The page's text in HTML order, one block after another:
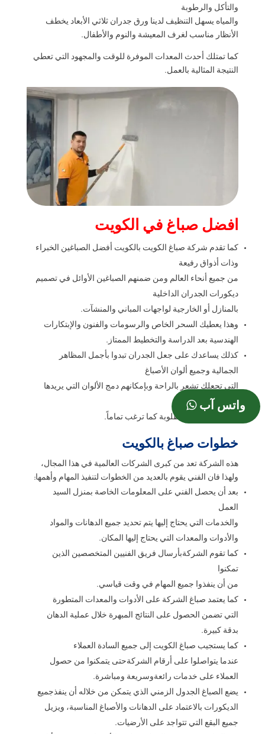
والتأكل والرطوبة
والمياه يسهل التنظيف لدينا ورق جدران ثلاثي الأبعاد يخطف
الأنظار مناسب لغرف المعيشة والنوم والأطفال.
كما تمتلك أحدث المعدات الموفرة للوقت والمجهود التي تعطي
النتيجة المثالية بالعمل.
افضل صباغ في الكويت
كما تقدم شركة صباغ الكويت بالكويت أفضل الصباغين الخبراء
وذات أذواق رفيعة
من جميع أنحاء العالم ومن ضمنهم الصباغين الأوائل في تصميم
ديكورات الجدران الداخلية
بالمنازل أو الخارجية لواجهات المباني والمنشآت.
وهذا يعطيك السحر الخاص والرسومات والفنون والإبتكارات
الهندسية بعد الدراسة والتخطيط الممتاز.
كذلك يساعدك على جعل الجدران تبدوا بأجمل المظاهر
الجمالية وجميع ألوان الأصباغ
التي تجعلك تشعر بالراحة وبإمكانهم دمج الألوان التي يريدها
العميل
لإعطاء الدرجة المطلوبة كما ترغب تماماً.
خطوات صباغ بالكويت
هذه الشركة تعد من كبرى الشركات العالمية في هذا المجال،
ولهذا فان الفني يقوم بالعديد من الخطوات لتنفيذ المهام وأهمها:
بعد أن يحصل الفني على المعلومات الخاصة بمنزل السيد
العمل
والخدمات التي يحتاج إليها يتم تحديد جميع الدهانات والمواد
والأدوات والمعدات التي يحتاج إليها المكان.
كما تقوم الشركةبأرسال فريق الفنيين المتخصصين الذين
تمكنوا
من أن ينفذوا جميع المهام في وقت قياسي.
كما يعتمد صباغ الشركة على الأدوات والمعدات المتطورة
التي تضمن الحصول على النتائج المبهرة خلال عملية الدهان
بدقة كبيرة.
كما يستجيب صباغ الكويت إلى جميع السادة العملاء
عندما يتواصلوا على أرقام الشركةحتى يتمكنوا من حصول
العملاء على خدمات رائعةوسريعة ومباشرة.
يضع الصباغ الجدول الزمني الذي يتمكن من خلاله أن ينفذجميع
الديكورات بالاعتماد على الدهانات والأصباغ المناسبة، ويزيل
جميع البقع التي تتواجد على الأرضيات.
واتس آب